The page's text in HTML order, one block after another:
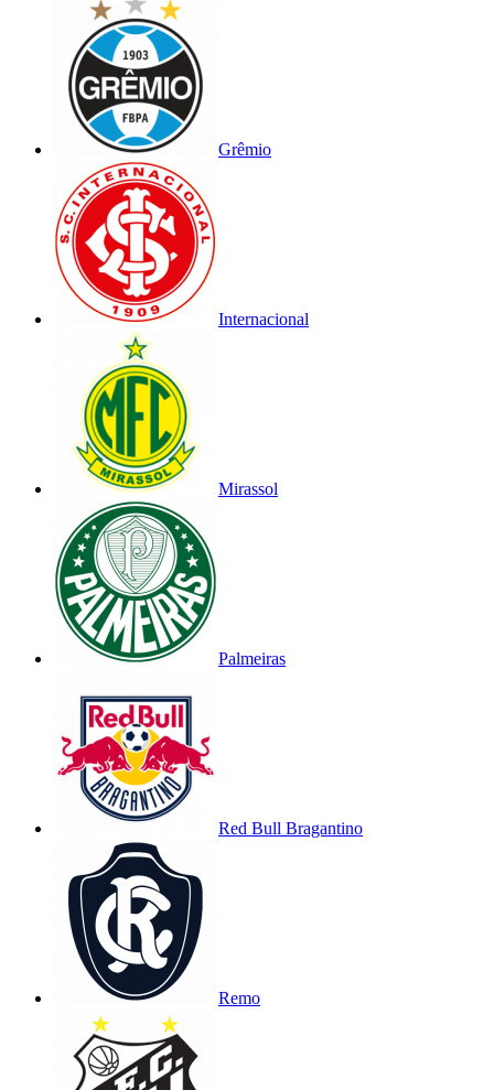
Grêmio
Internacional
Mirassol
Palmeiras
Red Bull Bragantino
Remo